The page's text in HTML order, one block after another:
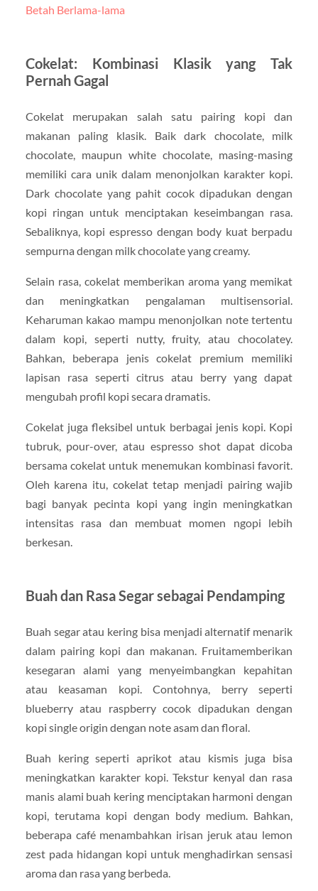
Betah Berlama-lama
Cokelat: Kombinasi Klasik yang Tak
Pernah Gagal
Cokelat merupakan salah satu pairing kopi dan
makanan paling klasik. Baik dark chocolate, milk
chocolate, maupun white chocolate, masing-masing
memiliki cara unik dalam menonjolkan karakter kopi.
Dark chocolate yang pahit cocok dipadukan dengan
kopi ringan untuk menciptakan keseimbangan rasa.
Sebaliknya, kopi espresso dengan body kuat berpadu
sempurna dengan milk chocolate yang creamy.
Selain rasa, cokelat memberikan aroma yang memikat
dan meningkatkan pengalaman multisensorial.
Keharuman kakao mampu menonjolkan note tertentu
dalam kopi, seperti nutty, fruity, atau chocolatey.
Bahkan, beberapa jenis cokelat premium memiliki
lapisan rasa seperti citrus atau berry yang dapat
mengubah profil kopi secara dramatis.
Cokelat juga fleksibel untuk berbagai jenis kopi. Kopi
tubruk, pour-over, atau espresso shot dapat dicoba
bersama cokelat untuk menemukan kombinasi favorit.
Oleh karena itu, cokelat tetap menjadi pairing wajib
bagi banyak pecinta kopi yang ingin meningkatkan
intensitas rasa dan membuat momen ngopi lebih
berkesan.
Buah dan Rasa Segar sebagai Pendamping
Buah segar atau kering bisa menjadi alternatif menarik
dalam pairing kopi dan makanan. Fruitamemberikan
kesegaran alami yang menyeimbangkan kepahitan
atau keasaman kopi. Contohnya, berry seperti
blueberry atau raspberry cocok dipadukan dengan
kopi single origin dengan note asam dan floral.
Buah kering seperti aprikot atau kismis juga bisa
meningkatkan karakter kopi. Tekstur kenyal dan rasa
manis alami buah kering menciptakan harmoni dengan
kopi, terutama kopi dengan body medium. Bahkan,
beberapa café menambahkan irisan jeruk atau lemon
zest pada hidangan kopi untuk menghadirkan sensasi
aroma dan rasa yang berbeda.